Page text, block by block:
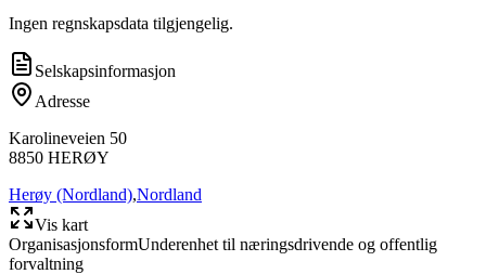
Ingen regnskapsdata tilgjengelig.
Selskapsinformasjon
Adresse
Karolineveien 50
8850 HERØY
Herøy (Nordland),Nordland
Vis kart
OrganisasjonsformUnderenhet til næringsdrivende og offentlig
forvaltning